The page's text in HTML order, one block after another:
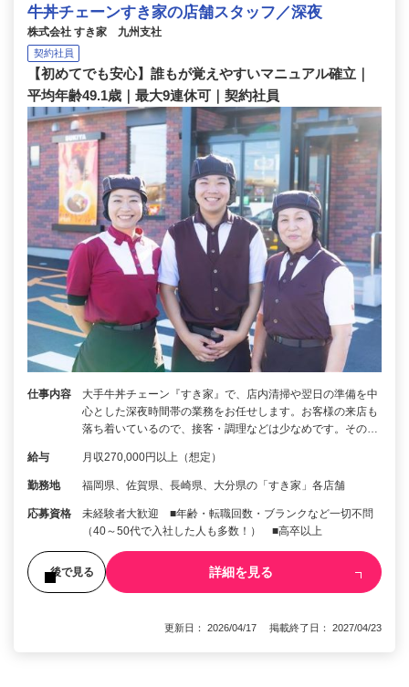
牛丼チェーンすき家の店舗スタッフ／深夜
株式会社 すき家 九州支社
契約社員
【初めてでも安心】誰もが覚えやすいマニュアル確立｜
平均年齢49.1歳｜最大9連休可｜契約社員
仕事内容
大手牛丼チェーン『すき家』で、店内清掃や翌日の準備を中
心とした深夜時間帯の業務をお任せします。お客様の来店も
落ち着いているので、接客・調理などは少なめです。その…
給与 月収270,000円以上（想定）
勤務地 福岡県、佐賀県、長崎県、大分県の「すき家」各店舗
応募資格
未経験者大歓迎 ■年齢・転職回数・ブランクなど一切不問
（40～50代で入社した人も多数！） ■高卒以上
後で見る 詳細を見る
更新日： 2026/04/17 掲載終了日： 2027/04/23